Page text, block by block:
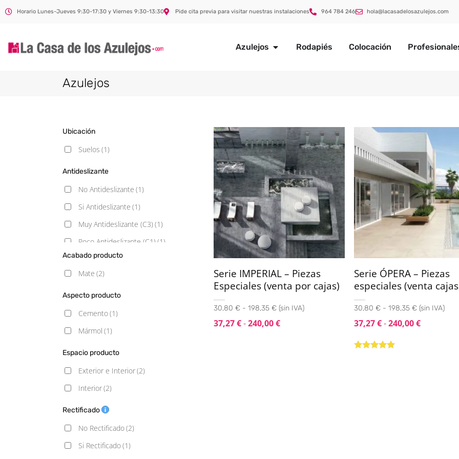
Horario Lunes-Jueves 9:30-17:30 y Viernes 9:30-13:30 Pide cita previa para visitar nuestras instalaciones 964 784 246 hola@lacasadelosazulejos.com
Azulejos Rodapiés Colocación
Azulejos
Ubicación
Suelos (1)
Antideslizante
No Antideslizante (1)
Si Antideslizante (1)
Muy Antideslizante (C3)(1)
Poco Antideslizante (C1)(1)
Acabado producto
Mate (2)
Aspecto producto
Cemento(1)
Mármol (1)
Espacio producto
Exterior e Interior(2)
Interior(2)
Rectificado
No Rectificado(2)
Si Rectificado(1)
Serie IMPERIAL – Piezas
Especiales (venta por cajas)
30,80 € - 198,35 € (sin IVA)
37,27€-240,00€
Serie ÓPERA – Piezas
especiales (venta
30,80 € - 198,35 € (sin IVA)
37,27€ - 240,00€